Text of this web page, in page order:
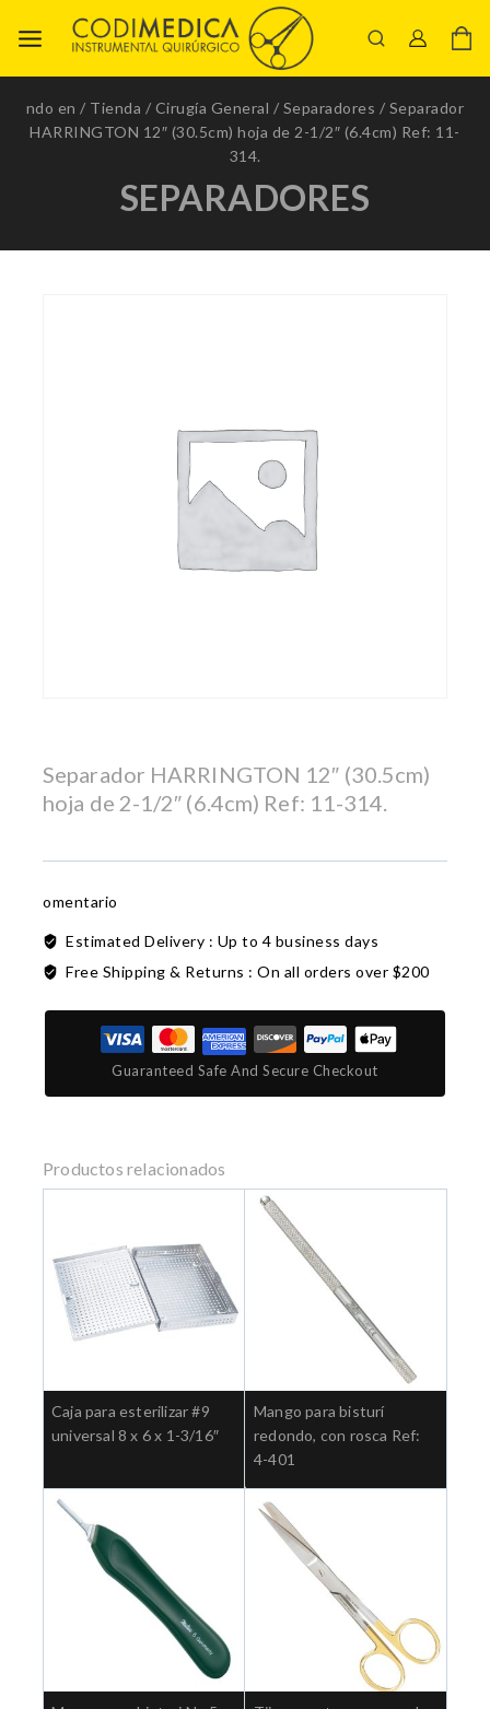
ndo en / Tienda / Cirugía General / Separadores / Separador
HARRINGTON 12″ (30.5cm) hoja de 2-1/2″ (6.4cm) Ref: 11-
314.
SEPARADORES
Separador HARRINGTON 12″ (30.5cm)
hoja de 2-1/2″ (6.4cm) Ref: 11-314.
omentario
Estimated Delivery : Up to 4 business days
Free Shipping & Returns : On all orders over $200
Guaranteed Safe And Secure Checkout
Productos relacionados
Caja para esterilizar #9
universal 8 x 6 x 1-3/16″
Mango para bisturí
redondo, con rosca Ref:
4-401